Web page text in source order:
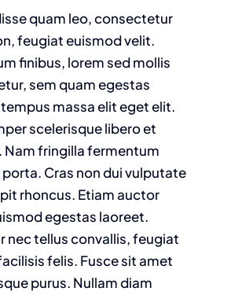
quam leo, consectetur
feugiat euismod velit.
finibus, lorem sed mollis
sem quam egestas
massa elit eget elit.
scelerisque libero et
Nam fringilla fermentum
Cras non dui vulputate
rhoncus. Etiam auctor
egestas laoreet.
nec tellus convallis, feugiat
felis. Fusce sit amet
purus. Nullam diam